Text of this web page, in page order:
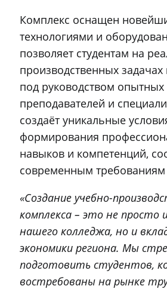
Комплекс оснащен
технологиями и
позволяет студентам на
производственных
под руководством опытных
преподавателей и
создаёт уникальные
формирования
навыков и компетенций,
современным требованиям
«Создание учебно-
комплекса – это не просто
нашего колледжа, но и
экономики региона. Мы
подготовить студентов,
востребованы на рынке